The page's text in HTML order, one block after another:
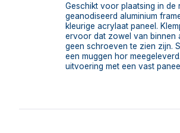
Geschikt voor plaatsing in de
geanodiseerd aluminium
kleurige acrylaat paneel.
ervoor dat zowel van binnen
geen schroeven te zien zijn.
een muggen hor
uitvoering met een vast